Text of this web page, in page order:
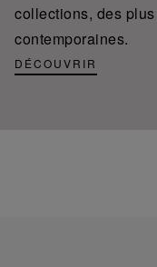
collections, des
contemporaines.
DÉCOUVRIR